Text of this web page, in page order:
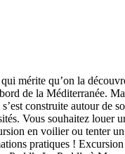
mérite qu’on la
de la Méditerranée.
construite autour de
Vous souhaitez louer
en voilier ou tenter
pratiques !